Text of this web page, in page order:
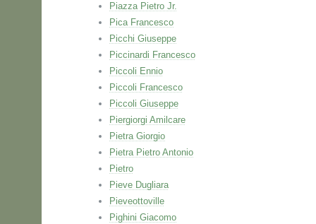
Piazza Pietro Jr.
Pica Francesco
Picchi Giuseppe
Piccinardi Francesco
Piccoli Ennio
Piccoli Francesco
Piccoli Giuseppe
Piergiorgi Amilcare
Pietra Giorgio
Pietra Pietro Antonio
Pietro
Pieve Dugliara
Pieveottoville
Pighini Giacomo